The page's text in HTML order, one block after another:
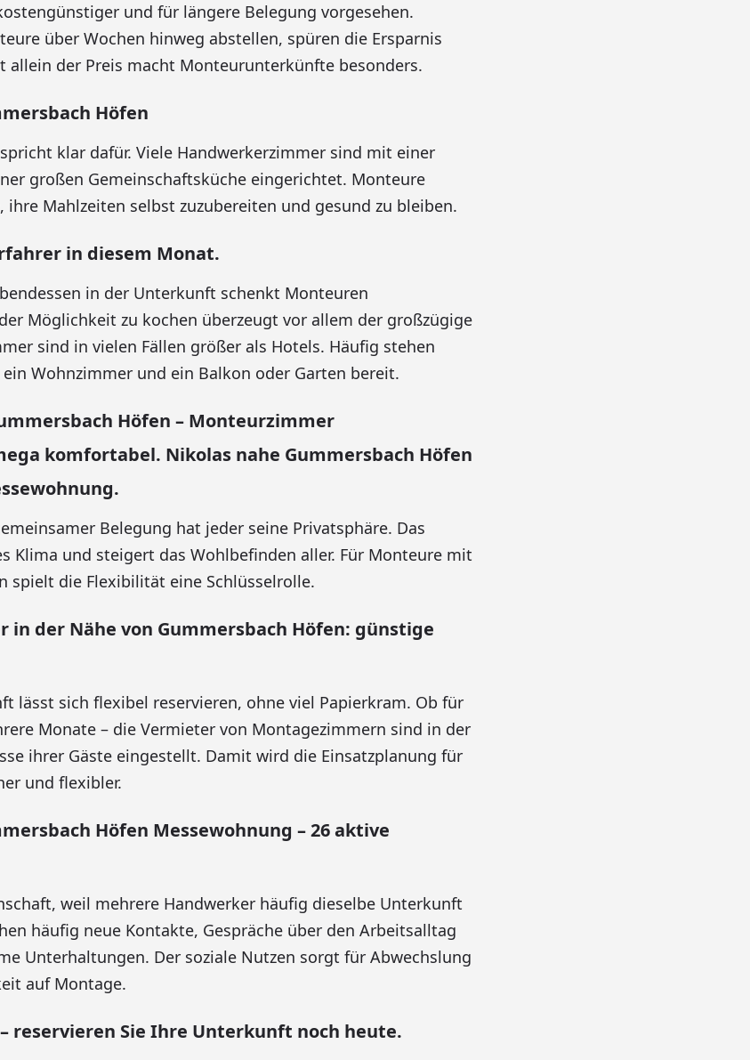
und für längere Belegung vorgesehen.
über Wochen hinweg abstellen, spüren die Ersparnis
allein der Preis macht Monteurunterkünfte besonders.
Höfen
klar dafür. Viele Handwerkerzimmer sind mit einer
großen Gemeinschaftsküche eingerichtet. Monteure
ihre Mahlzeiten selbst zuzubereiten und gesund zu bleiben.
in diesem Monat.
in der Unterkunft schenkt Monteuren
Möglichkeit zu kochen überzeugt vor allem der großzügige
sind in vielen Fällen größer als Hotels. Häufig stehen
Wohnzimmer und ein Balkon oder Garten bereit.
Höfen – Monteurzimmer
komfortabel. Nikolas nahe Gummersbach Höfen
Belegung hat jeder seine Privatsphäre. Das
Klima und steigert das Wohlbefinden aller. Für Monteure mit
spielt die Flexibilität eine Schlüsselrolle.
in der Nähe von Gummersbach Höfen: günstige
lässt sich flexibel reservieren, ohne viel Papierkram. Ob für
Monate – die Vermieter von Montagezimmern sind in der
ihrer Gäste eingestellt. Damit wird die Einsatzplanung für
und flexibler.
Höfen Messewohnung – 26 aktive
weil mehrere Handwerker häufig dieselbe Unterkunft
häufig neue Kontakte, Gespräche über den Arbeitsalltag
Unterhaltungen. Der soziale Nutzen sorgt für Abwechslung
auf Montage.
reservieren Sie Ihre Unterkunft noch heute.